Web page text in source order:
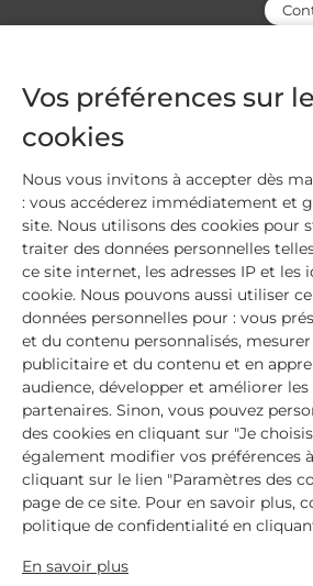
Paiement
Nos pharmacies partenaires
Notre équipe est disponible
Abonnez-vous à notre
Vos préférences sur
cookies
Nous vous invitons à accepter dès
: vous accéderez immédiatement et
site. Nous utilisons des cookies pour
traiter des données personnelles
ce site internet, les adresses IP et les
cookie. Nous pouvons aussi utiliser
données personnelles pour : vous
et du contenu personnalisés,
publicitaire et du contenu et en
audience, développer et améliorer
partenaires. Sinon, vous pouvez
des cookies en cliquant sur "Je
également modifier vos préférences
cliquant sur le lien "Paramètres des
page de ce site. Pour en savoir plus,
politique de confidentialité en
En savoir plus